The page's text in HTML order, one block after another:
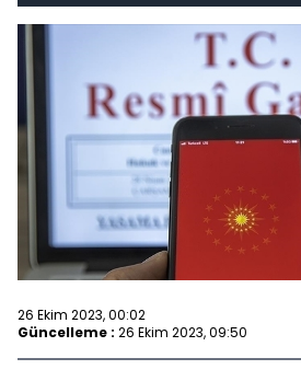
26 Ekim 2023, 00:02
Güncelleme : 26 Ekim 2023, 09:50